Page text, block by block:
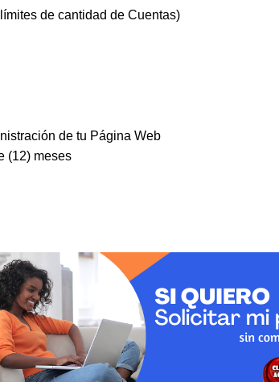
de cantidad de Cuentas)
de tu Página Web
(12) meses